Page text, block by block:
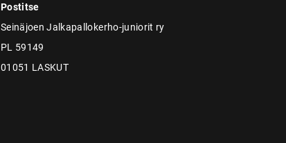
Postitse
Seinäjoen Jalkapallokerho-juniorit ry
PL 59149
01051 LASKUT